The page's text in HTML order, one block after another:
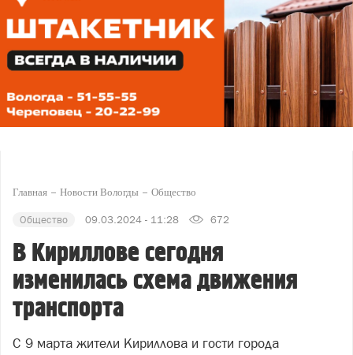
Главная Новости Вологды Общество
Общество 09.03.2024 - 11:28 672
В Кириллове сегодня
изменилась схема движения
транспорта
С 9 марта жители Кириллова и гости города